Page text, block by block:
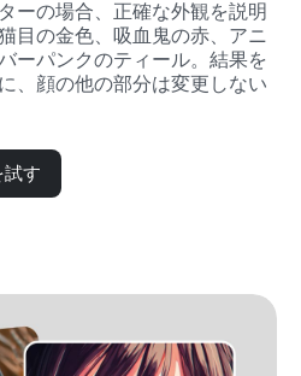
ーの場合、正確な外観を説明
目の金色、吸血鬼の赤、アニ
ーパンクのティール。結果を
、顔の他の部分は変更しない
試す